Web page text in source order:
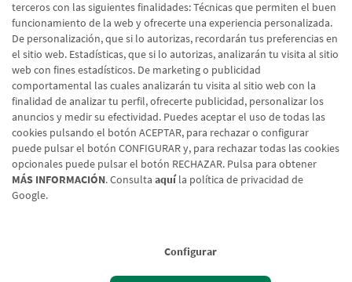
terceros con las siguientes finalidades: Técnicas que permiten el buen
funcionamiento de la web y ofrecerte una experiencia personalizada.
De personalización, que si lo autorizas, recordarán tus preferencias en
el sitio web. Estadísticas, que si lo autorizas, analizarán tu visita al sitio
web con fines estadísticos. De marketing o publicidad
comportamental las cuales analizarán tu visita al sitio web con la
finalidad de analizar tu perfil, ofrecerte publicidad, personalizar los
anuncios y medir su efectividad. Puedes aceptar el uso de todas las
cookies pulsando el botón ACEPTAR, para rechazar o configurar
puede pulsar el botón CONFIGURAR y, para rechazar todas las cookies
opcionales puede pulsar el botón RECHAZAR. Pulsa para obtener
MÁS INFORMACIÓN. Consulta aquíla política de privacidad de
Google.
Configurar
Aviso legal